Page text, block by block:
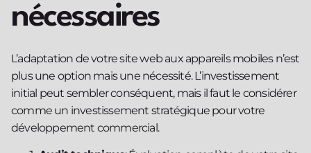
nécessaires
L’adaptation de votre site web aux appareils mobiles n’est
plus une option mais une nécessité. L’investissement
initial peut sembler conséquent, mais il faut le considérer
comme un investissement stratégique pour votre
développement commercial.